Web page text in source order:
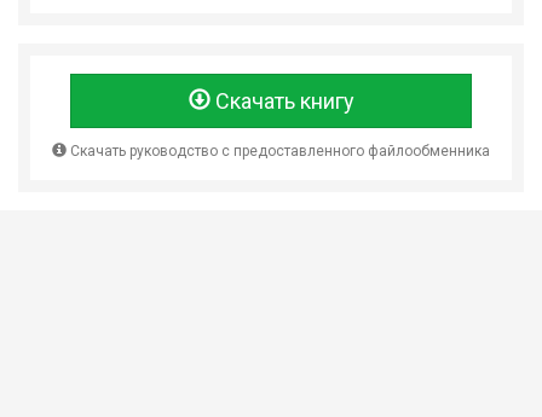
Скачать книгу
Скачать руководство с предоставленного файлообменника